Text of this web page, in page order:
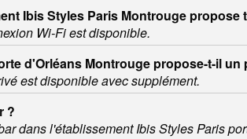
Ibis Styles Paris Montrouge propose
Wi-Fi est disponible.
d'Orléans Montrouge propose-t-il un
est disponible avec supplément.
?
dans l'établissement Ibis Styles Paris